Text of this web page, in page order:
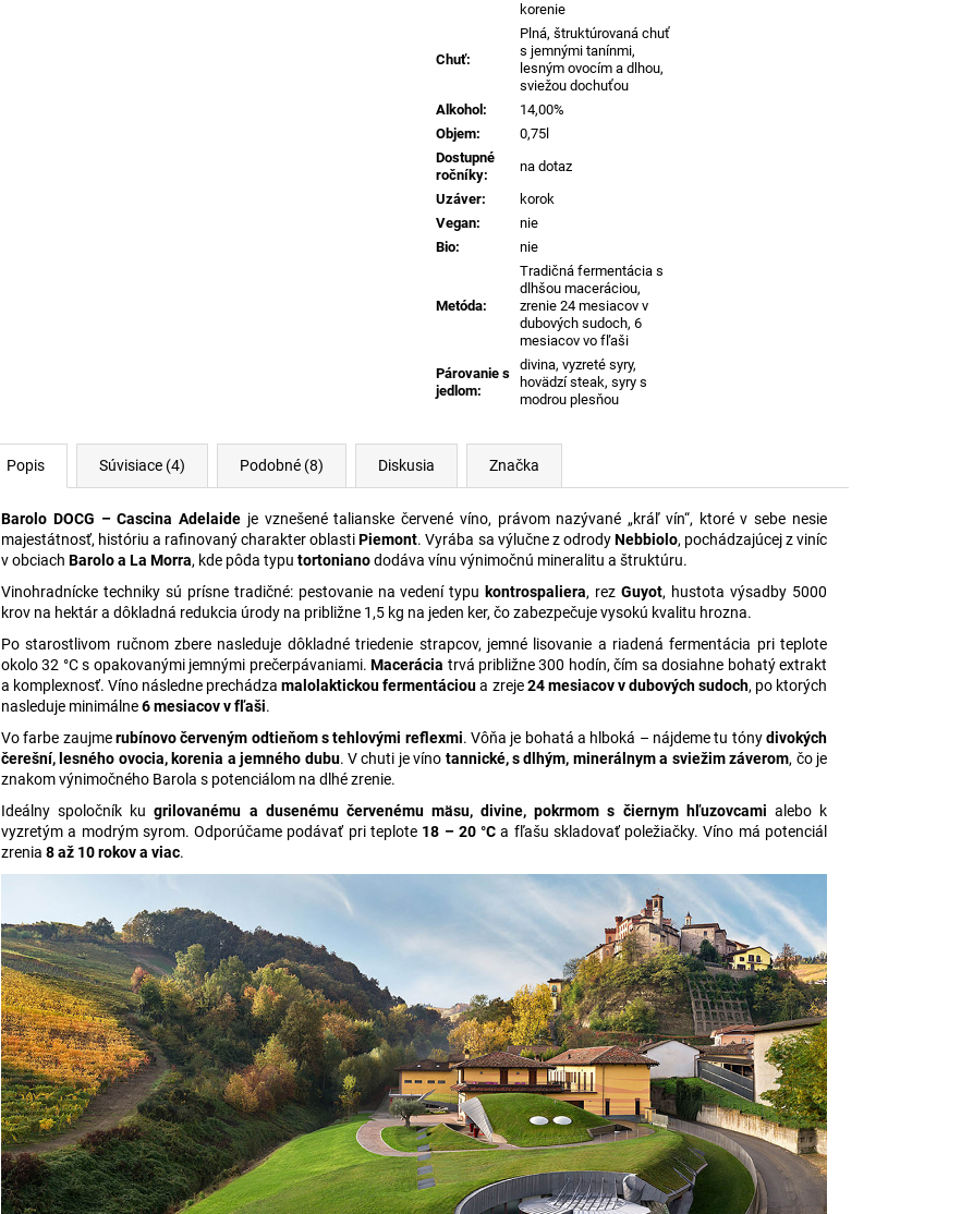
korenie
Chuť:
Plná, štruktúrovaná chuť
s jemnými tanínmi,
lesným ovocím a dlhou,
sviežou dochuťou
Alkohol:
14,00%
Objem:
0,75l
Dostupné
ročníky:
na dotaz
Uzáver:
korok
Vegan:
nie
Bio: nie
Metóda:
Tradičná fermentácia s
dlhšou maceráciou,
zrenie 24 mesiacov v
dubových sudoch, 6
mesiacov vo fľaši
Párovanie s
jedlom:
divina, vyzreté syry,
hovädzí steak, syry s
modrou plesňou
Popis Súvisiace (4) Podobné (8) Diskusia Značka
Barolo DOCG – Cascina Adelaide je vznešené talianske červené víno, právom nazývané „kráľ vín“, ktoré v sebe nesie
majestátnosť, históriu a rafinovaný charakter oblastiPiemont. Vyrába sa výlučne z odrodyNebbiolo, pochádzajúcej z viníc
v obciach Barolo a La Morra, kde pôda typu tortonianododáva vínu výnimočnú mineralitu a štruktúru.
Vinohradnícke techniky sú prísne tradičné: pestovanie na vedení typukontrospaliera, rezGuyot, hustota výsadby 5000
krov na hektár a dôkladná redukcia úrody na približne 1,5 kg na jeden ker, čo zabezpečuje vysokú kvalitu hrozna.
Po starostlivom ručnom zbere nasleduje dôkladné triedenie strapcov, jemné lisovanie a riadená fermentácia pri teplote
okolo 32 °C s opakovanými jemnými prečerpávaniami.Macerácia trvá približne 300 hodín, čím sa dosiahne bohatý extrakt
a komplexnosť. Víno následne prechádzamalolaktickou fermentácioua zreje24 mesiacov v dubových sudoch, po ktorých
nasleduje minimálne6 mesiacov v fľaši.
Vo farbe zaujmerubínovo červeným odtieňom s tehlovými reflexmi. Vôňa je bohatá a hlboká – nájdeme tu tónydivokých
čerešní, lesného ovocia, korenia a jemného dubu. V chuti je víno tannické, s dlhým, minerálnym a sviežim záverom, čo je
znakom výnimočného Barola s potenciálom na dlhé zrenie.
Ideálny spoločník kugrilovanému a dusenému červenému mäsu, divine, pokrmom s čiernym hľuzovcami alebo k
vyzretým a modrým syrom. Odporúčame podávať pri teplote 18 – 20 °C a fľašu skladovať poležiačky. Víno má potenciál
zrenia 8 až 10 rokov a viac.